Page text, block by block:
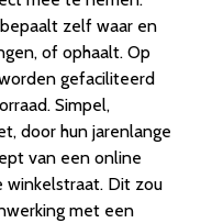
zelf waar en
of ophaalt. Op
gefaciliteerd
Simpel,
door hun jarenlange
van een online
Dit zou
met een